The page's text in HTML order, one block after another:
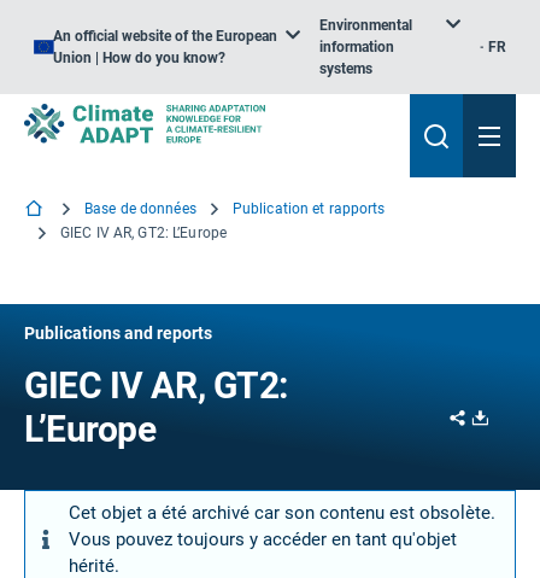
An official website of the European
Union | How do you know?
Environmental
information
systems
FR
Base de données
Publication et rapports
GIEC IV AR, GT2: L’Europe
Publications and reports
GIEC IV AR, GT2:
L’Europe
Share
Cet objet a été archivé car son contenu est obsolète.
Vous pouvez toujours y accéder en tant qu'objet
hérité.